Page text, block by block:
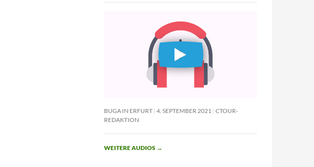
BUGA IN ERFURT 4. SEPTEMBER 2021
CTOUR-
REDAKTION
WEITERE AUDIOS →